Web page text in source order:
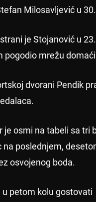
Milosavljević u
je Stojanović u
pogodio mrežu
dvorani Pendik
je osmi na tabeli sa tri
na poslednjem,
osvojenog boda.
u petom kolu gostovati